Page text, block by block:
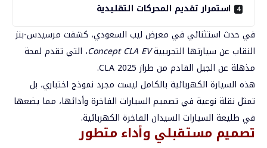
استمرار تقديم المحركات التقليدية
في حدث استثنائي في معرض ليب السعودي، كشفت مرسيدس-بنز
النقاب عن سيارتها التجريبيةConcept CLA EV، التي تقدم لمحة
مذهلة عن الجيل القادم من طراز CLA 2025.
هذه السيارة الكهربائية بالكامل ليست مجرد نموذج اختباري، بل
تمثل نقلة نوعية في تصميم السيارات الفاخرة وأدائها، مما يضعها
في طليعة السيارات السيدان الفاخرة الكهربائية.
تصميم مستقبلي وأداء متطور